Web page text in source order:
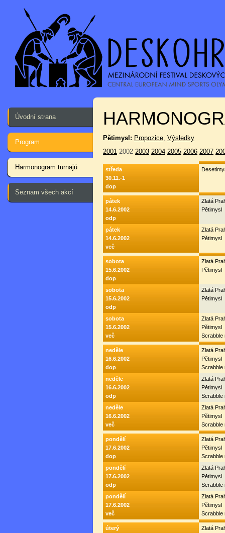
Úvodní strana
Program
Harmonogram turnajů
Seznam všech akcí
Pětimysl: Propozice, Výsledky
2001 2002 2003 2004 2005 2006 2007
středa
30.11.-1
dop
pátek
14.6.2002
odp
Zlatá
Pětimysl
pátek
14.6.2002
več
Zlatá
Pětimysl
sobota
15.6.2002
dop
Zlatá
Pětimysl
sobota
15.6.2002
odp
Zlatá
Pětimysl
sobota
15.6.2002
več
Zlatá
Pětimysl
Scrabble
neděle
16.6.2002
dop
Zlatá
Pětimysl
Scrabble
neděle
16.6.2002
odp
Zlatá
Pětimysl
Scrabble
neděle
16.6.2002
več
Zlatá
Pětimysl
Scrabble
pondělí
17.6.2002
dop
Zlatá
Pětimysl
Scrabble
pondělí
17.6.2002
odp
Zlatá
Pětimysl
Scrabble
pondělí
17.6.2002
več
Zlatá
Pětimysl
Scrabble
úterý
Zlatá